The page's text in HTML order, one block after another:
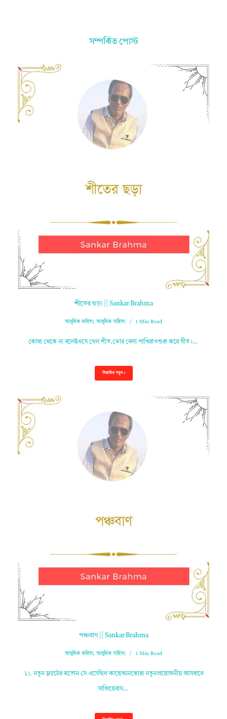
সম্পর্কিত পোস্ট
শীতের ছড়া || Sankar Brahma
আধুনিক কবিতা,আধুনিক সাহিত্য 1 Min Read
কোথা থেকে না বলেইএসে গেল শীত,ভোর বেলা পাখিরাওশুরু করে গীত।…
বিস্তারিত পড়ুন »
পঞ্চবাণ || Sankar Brahma
আধুনিক কবিতা,আধুনিক সাহিত্য 1 Min Read
১). নতুন ফ্ল্যাটের মতোন সে এসেছিল কাছেআনকোরা নতুনপ্রয়োজনীয় আসবাবে
সাজিয়েবাস…